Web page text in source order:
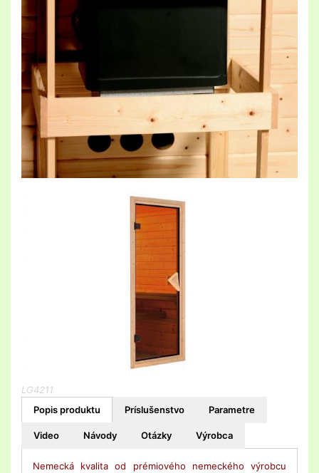
LG4211
Popis produktu
Príslušenstvo Parametre
Video Návody Otázky Výrobca
Nemecká kvalita od prémiového nemeckého výrobcu